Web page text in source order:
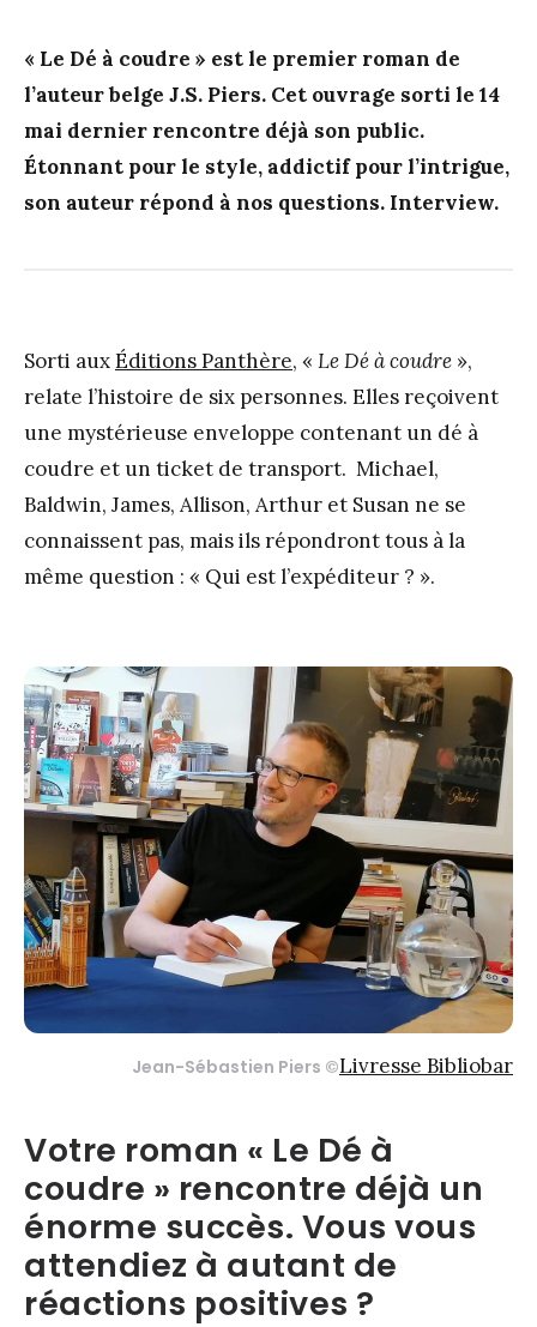
« Le Dé à coudre » est le premier roman de
l’auteur belge J.S. Piers. Cet ouvrage sorti le 14
mai dernier rencontre déjà son public.
Étonnant pour le style, addictif pour l’intrigue,
son auteur répond à nos questions. Interview.
Sorti auxÉditions Panthère, « Le Dé à coudre »,
relate l’histoire de six personnes. Elles reçoivent
une mystérieuse enveloppe contenant un dé à
coudre et un ticket de transport. Michael,
Baldwin, James, Allison, Arthur et Susan ne se
connaissent pas, mais ils répondront tous à la
même question : « Qui est l’expéditeur ? ».
Jean-Sébastien Piers ©Livresse Bibliobar
Votre roman « Le Dé à
coudre » rencontre déjà un
énorme succès. Vous vous
attendiez à autant de
réactions positives ?